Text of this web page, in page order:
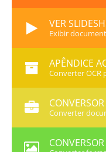
VER
Exibir
APÊNDICE
Converter OCR
Converter